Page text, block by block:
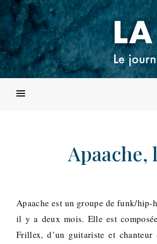
Apaache,
Apaache est un groupe de funk/hip-
il y a deux mois. Elle est
Frillex, d’un guitariste et